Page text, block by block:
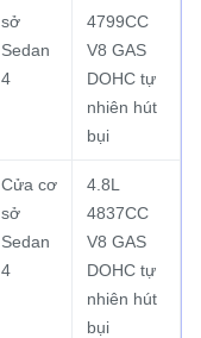
sở
Sedan
4
4799CC
V8 GAS
DOHC tự
nhiên hút
bụi
Cửa cơ
sở
Sedan
4
4.8L
4837CC
V8 GAS
DOHC tự
nhiên hút
bụi